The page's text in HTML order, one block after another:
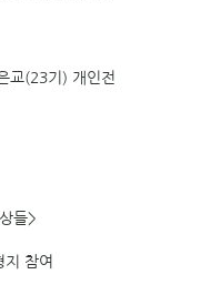
교(23기) 개인전
들>
지 참여